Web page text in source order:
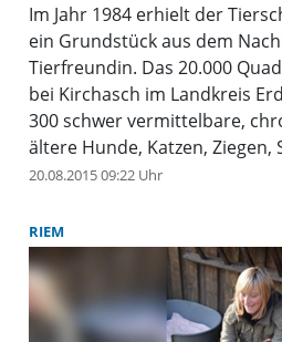
Im Jahr 1984 erhielt der
ein Grundstück aus dem
Tierfreundin. Das 20.000
bei Kirchasch im Landkreis
300 schwer vermittelbare,
ältere Hunde, Katzen, Ziegen,
Hausschweine ein behütetes
20.08.2015 09:22 Uhr
RIEM